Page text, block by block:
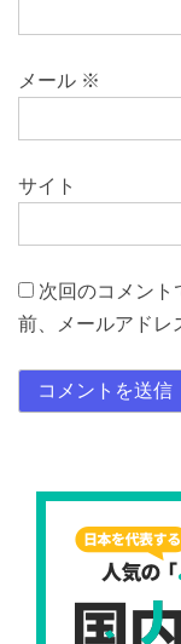
メール ※
サイト
次回のコメント
前、メールアドレ